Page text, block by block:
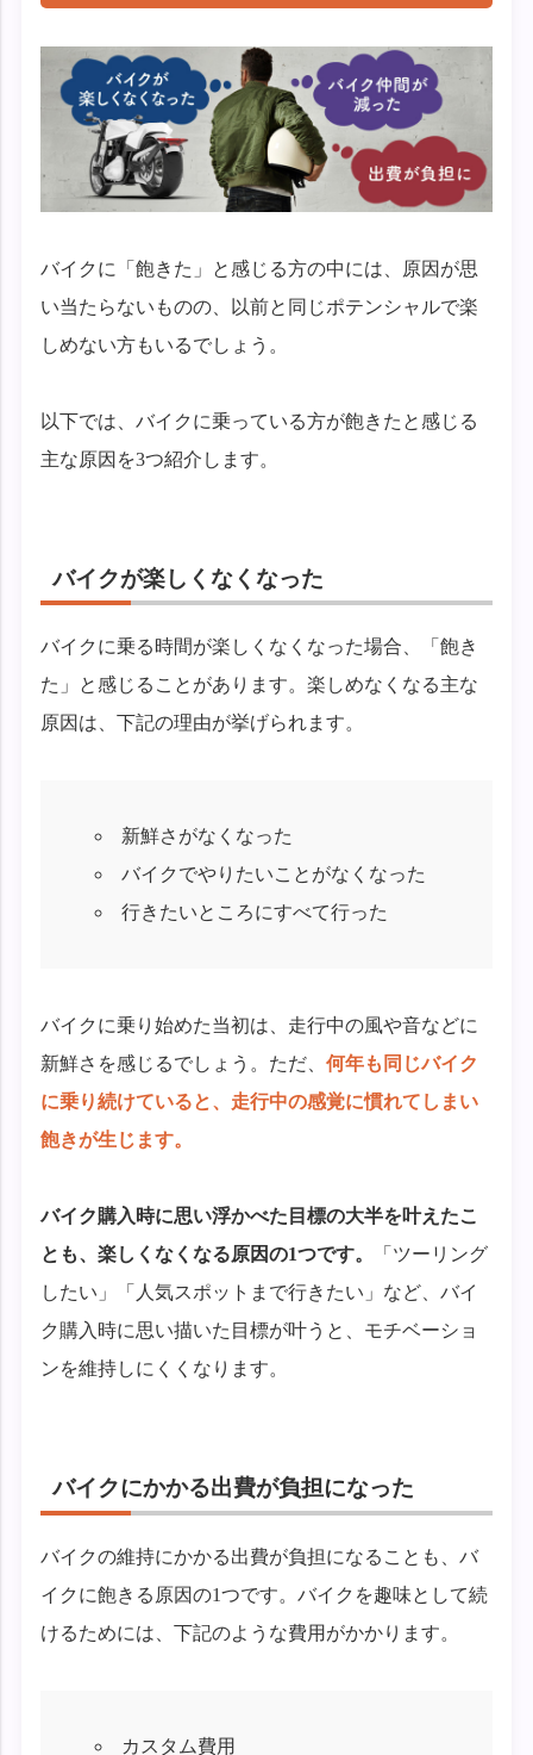
バイクに「飽きた」と感じる方の中には、原因が思
い当たらないものの、以前と同じポテンシャルで楽
しめない方もいるでしょう。
以下では、バイクに乗っている方が飽きたと感じる
主な原因を3つ紹介します。
バイクが楽しくなくなった
バイクに乗る時間が楽しくなくなった場合、「飽き
た」と感じることがあります。楽しめなくなる主な
原因は、下記の理由が挙げられます。
新鮮さがなくなった
バイクでやりたいことがなくなった
行きたいところにすべて行った
バイクに乗り始めた当初は、走行中の風や音などに
新鮮さを感じるでしょう。ただ、何年も同じバイク
に乗り続けていると、走行中の感覚に慣れてしまい
飽きが生じます。
バイク購入時に思い浮かべた目標の大半を叶えたこ
とも、楽しくなくなる原因の1つです。
「ツーリング
したい」「人気スポットまで行きたい」など、バイ
ク購入時に思い描いた目標が叶うと、モチベーショ
ンを維持しにくくなります。
バイクにかかる出費が負担になった
バイクの維持にかかる出費が負担になることも、バ
イクに飽きる原因の1つです。バイクを趣味として続
けるためには、下記のような費用がかかります。
カスタム費用